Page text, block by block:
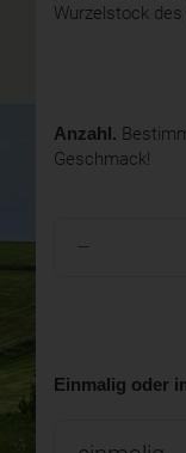
Wurzelstock
Anzahl.
Geschmack!
Einmalig oder